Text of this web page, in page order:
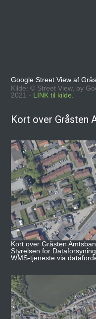
Google Street View af
Kilde: © Street View, by
2021 - LINK til kilde.
Kort over Gråsten
Kort over Gråsten
Styrelsen for
WMS-tjeneste via